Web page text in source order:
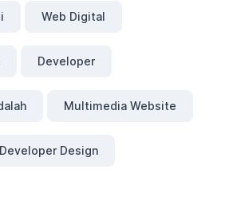
Web Digital
Developer
Multimedia Website
Design